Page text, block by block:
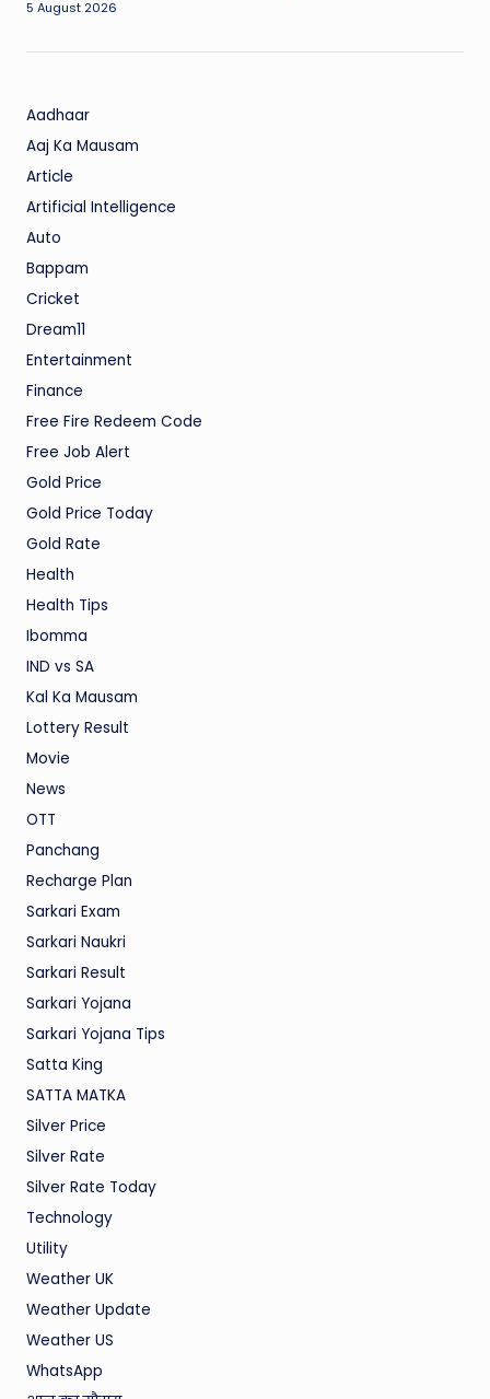
5 August 2026
Aadhaar
Aaj Ka Mausam
Article
Artificial Intelligence
Auto
Bappam
Cricket
Dream11
Entertainment
Finance
Free Fire Redeem Code
Free Job Alert
Gold Price
Gold Price Today
Gold Rate
Health
Health Tips
Ibomma
IND vs SA
Kal Ka Mausam
Lottery Result
Movie
News
OTT
Panchang
Recharge Plan
Sarkari Exam
Sarkari Naukri
Sarkari Result
Sarkari Yojana
Sarkari Yojana Tips
Satta King
SATTA MATKA
Silver Price
Silver Rate
Silver Rate Today
Technology
Utility
Weather UK
Weather Update
Weather US
WhatsApp